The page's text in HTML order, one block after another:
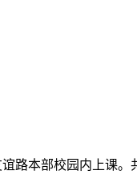
路本部校园内上课